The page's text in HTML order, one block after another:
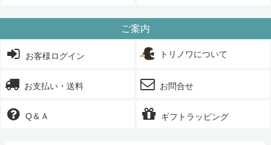
ご案内
お客様ログイン トリノワについて
お支払い・送料 お問合せ
Q＆Ａ ギフトラッピング